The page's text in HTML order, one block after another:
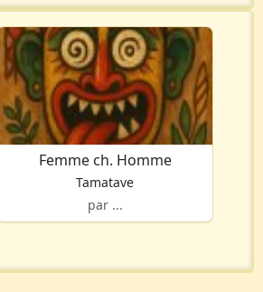
Femme ch. Homme
Tamatave
par ...